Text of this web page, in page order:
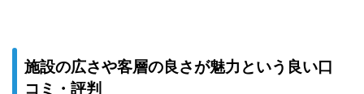
施設の広さや客層の良さが魅力という良い口
コミ・評判